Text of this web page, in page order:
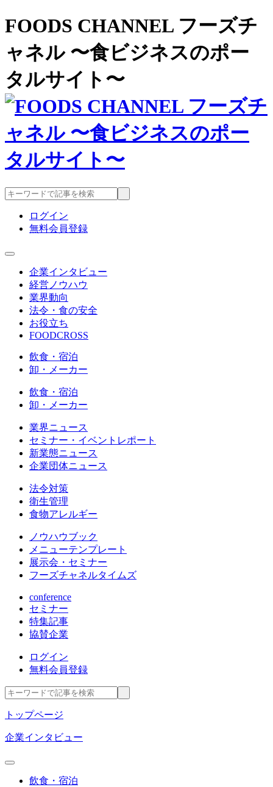
FOODS CHANNEL フーズチ
ャネル 〜食ビジネスのポー
タルサイト〜
ログイン
無料会員登録
企業インタビュー
経営ノウハウ
業界動向
法令・食の安全
お役立ち
FOODCROSS
飲食・宿泊
卸・メーカー
飲食・宿泊
卸・メーカー
業界ニュース
セミナー・イベントレポート
新業態ニュース
企業団体ニュース
法令対策
衛生管理
食物アレルギー
ノウハウブック
メニューテンプレート
展示会・セミナー
フーズチャネルタイムズ
conference
セミナー
特集記事
協賛企業
ログイン
無料会員登録
トップページ
企業インタビュー
飲食・宿泊